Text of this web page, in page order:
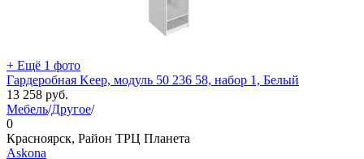
+ Ещё 1 фото
Гардеробная Keep, модуль 50 236 58, набор 1, Белый
13 258 руб.
Мебель/Другое/
0
Красноярск, Район ТРЦ Планета
Askona